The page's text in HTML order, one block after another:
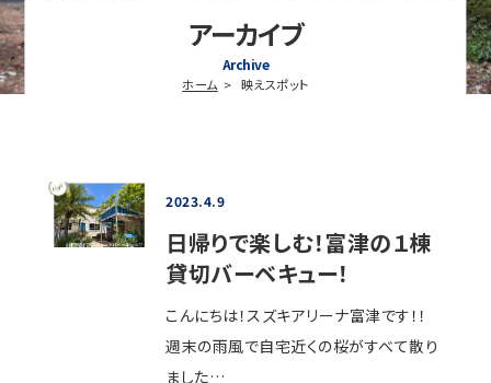
アーカイブ
Archive
ホーム 映えスポット
2023.4.9
日帰りで楽しむ！富津の１棟
貸切バーベキュー！
こんにちは！スズキアリーナ富津です！！
週末の雨風で自宅近くの桜がすべて散り
ました…